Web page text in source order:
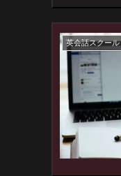
英会話スクール